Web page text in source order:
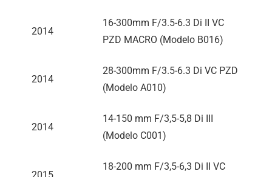
2014
16-300mm F/3.5-6.3 Di II VC
PZD MACRO (Modelo B016)
2014
28-300mm F/3.5-6.3 Di VC PZD
(Modelo A010)
2014
14-150 mm F/3,5-5,8 Di III
(Modelo C001)
18-200 mm F/3,5-6,3 Di II VC